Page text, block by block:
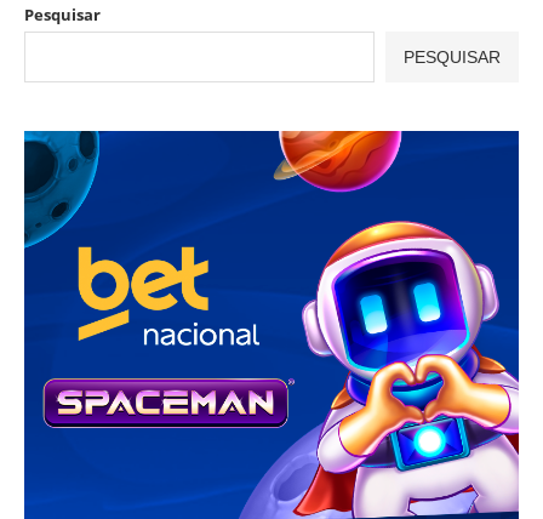
Pesquisar
PESQUISAR